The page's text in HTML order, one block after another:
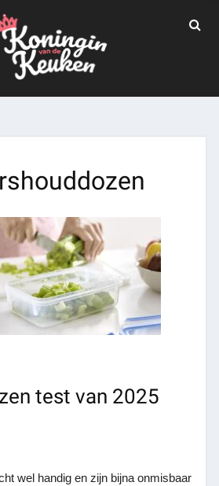
test van 2025
wel handig en zijn bijna onmisbaar